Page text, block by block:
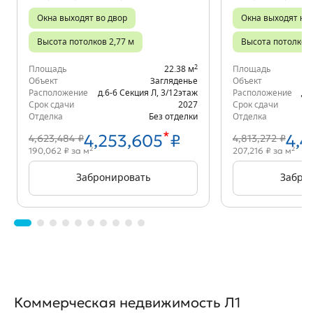
Окна выходят во двор
Высота потолков 2,77 м
Площадь 22.38 м2
Объект
Загляденье
Расположение
д.6-6 Секция Л 3/12этаж
Срок сдачи
2027
Отделка
Без отделки
4,623,484 ₽4,253,605*₽
190,062 ₽ за м2
Забронировать
Окна выходят на
Высота
Площадь
Объект
Расположение
Срок сдачи
Отделка
4,813,272 ₽
207,216 ₽ за м2
Коммерческая недвижимость Л1